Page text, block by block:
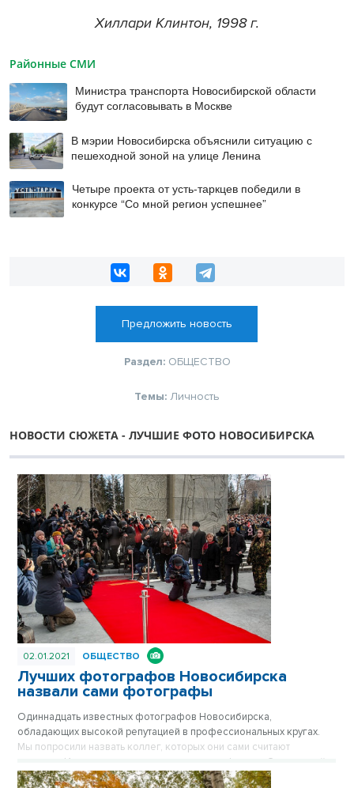
Хиллари Клинтон, 1998 г.
Районные СМИ
Министра транспорта Новосибирской области
будут согласовывать в Москве
В мэрии Новосибирска объяснили ситуацию с
пешеходной зоной на улице Ленина
Четыре проекта от усть-таркцев победили в
конкурсе “Со мной регион успешнее”
Предложить новость
Раздел: ОБЩЕСТВО
Темы: Личность
НОВОСТИ СЮЖЕТА - ЛУЧШИЕ ФОТО НОВОСИБИРСКА
02.01.2021 ОБЩЕСТВО
Лучших фотографов Новосибирска
назвали сами фотографы
Одиннадцать известных фотографов Новосибирска,
обладающих высокой репутацией в профессиональных кругах.
Мы попросили назвать коллег, которых они сами считают
лучшими. И рассказать, как изменилась профессия. Экспертный
опрос ко всемирному Дню фотографии 2020 провели